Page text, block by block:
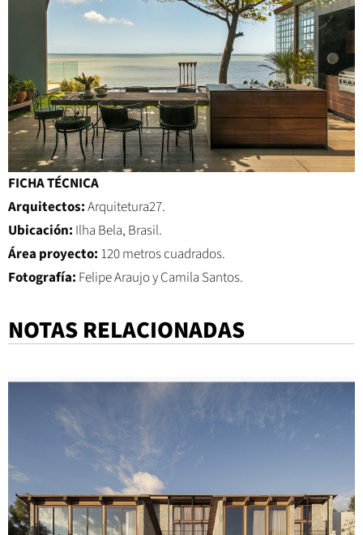
FICHA TÉCNICA
Arquitectos:Arquitetura27.
Ubicación: Ilha Bela, Brasil.
Área proyecto: 120 metros cuadrados.
Fotografía: Felipe Araujo y Camila Santos.
NOTAS RELACIONADAS